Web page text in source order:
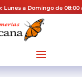
a Domingo de 08:00